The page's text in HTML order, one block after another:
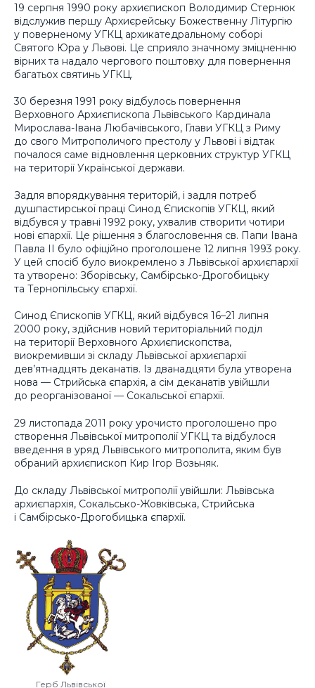
19 серпня 1990 року архиєпископ Володимир Стернюк
відслужив першу Архиєрейську Божественну Літургію
у поверненому УГКЦ архикатедральному соборі
Святого Юра у Львові. Це сприяло значному зміцненню
вірних та надало чергового поштовху для повернення
багатьох святинь УГКЦ.
30 березня 1991 року відбулось повернення
Верховного Архиєпископа Львівського Кардинала
Мирослава-Івана Любачівського, Глави УГКЦ з Риму
до свого Митрополичого престолу у Львові і відтак
почалося саме відновлення церковних структур УГКЦ
на території Української держави.
Задля впорядкування територій, і задля потреб
душпастирської праці Синод Єпископів УГКЦ, який
відбувся у травні 1992 року, ухвалив створити чотири
нові єпархії. Це рішення з благословення св. Папи Івана
Павла ІІ було офіційно проголошене 12 липня 1993 року.
У цей спосіб було виокремлено з Львівської архиєпархії
та утворено: Зборівську, Самбірсько-Дрогобицьку
та Тернопільську єпархії.
Синод Єпископів УГКЦ, який відбувся 16–21 липня
2000 року, здійснив новий територіальний поділ
на території Верховного Архиєпископства,
виокремивши зі складу Львівської архиєпархії
дев’ятнадцять деканатів. Із дванадцяти була утворена
нова — Стрийська єпархія, а сім деканатів увійшли
до реорганізованої — Сокальської єпархії.
29 листопада 2011 року урочисто проголошено про
створення Львівської митрополії УГКЦ та відбулося
введення в уряд Львівського митрополита, яким був
обраний архиєпископ Кир Ігор Возьняк.
До складу Львівської митрополії увійшли: Львівська
архиєпархія, Сокальсько-Жовківська, Стрийська
і Самбірсько-Дрогобицька єпархії.
Герб Львівської